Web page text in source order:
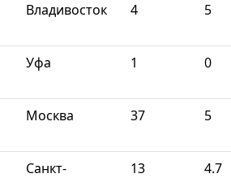
Владивосток 4 5
Уфа 1 0
Москва 37 5
Санкт-
13 4.7